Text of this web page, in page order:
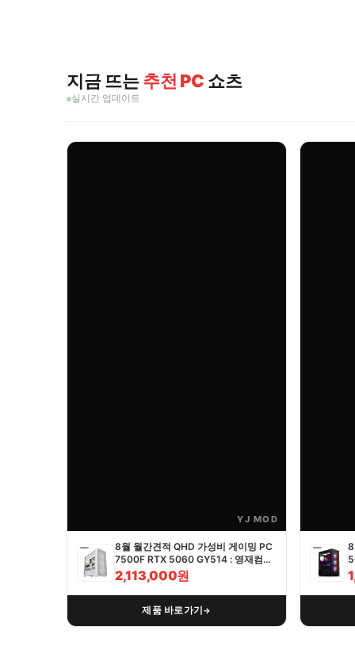
지금 뜨는추천 PC 쇼츠
실시간 업데이트
YJ MOD
8월 월간견적 QHD 가성비 게이밍 PC
7500F RTX 5060 GY514 : 영재컴퓨
터
2,113,000원
제품 바로가기→
8